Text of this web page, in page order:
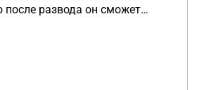
развода он сможет
повесить этот